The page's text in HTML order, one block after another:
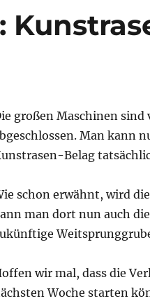
großen Maschinen
Man kann
Belag
schon erwähnt, wird
man dort nun auch
wir mal, dass die
Woche starten